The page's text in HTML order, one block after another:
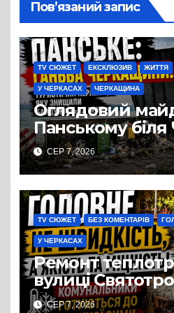
Пов’язаний запис
TV СЮЖЕТ ЕКСКЛЮЗИВ ЖИТТЯ
У ЧЕРКАСАХ ЧЕРКАЩИНА
Оглядовий
Панському біля
перетворився
сміттєзвалище
СЕР 7, 2026
TV СЮЖЕТ БЕЗ КОМЕНТАРІВ
У ЧЕРКАСАХ
Ремонт
вулиці
затягнувся
СЕР 7, 2026